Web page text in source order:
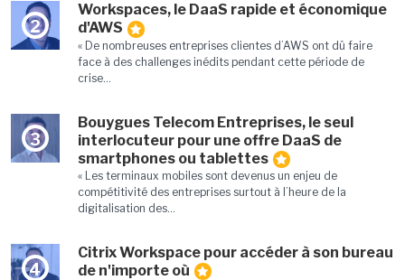
2
Workspaces, le DaaS rapide et économique
d'AWS
« De nombreuses entreprises clientes d’AWS ont dû faire
face à des challenges inédits pendant cette période de
crise...
3
Bouygues Telecom Entreprises, le seul
interlocuteur pour une offre DaaS de
smartphones ou tablettes
« Les terminaux mobiles sont devenus un enjeu de
compétitivité des entreprises surtout à l’heure de la
digitalisation des...
4
Citrix Workspace pour accéder à son bureau
de n'importe où